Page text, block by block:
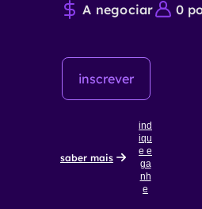
A negociar
0
inscrever
saber mais
ind
iqu
e e
ga
nh
e